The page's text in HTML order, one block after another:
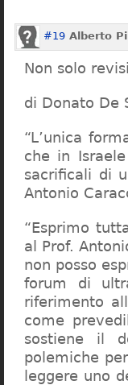
#19 Alberto Pi
Non solo
di Donato De
“L’unica
che in
sacrificali di
Antonio
“Esprimo
al Prof.
non posso
forum di
riferimento
come
sostiene il
polemiche
leggere uno